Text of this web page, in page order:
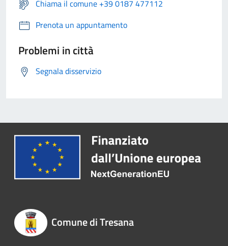
Chiama il comune +39 0187 477112
Prenota un appuntamento
Problemi in città
Segnala disservizio
Comune di Tresana